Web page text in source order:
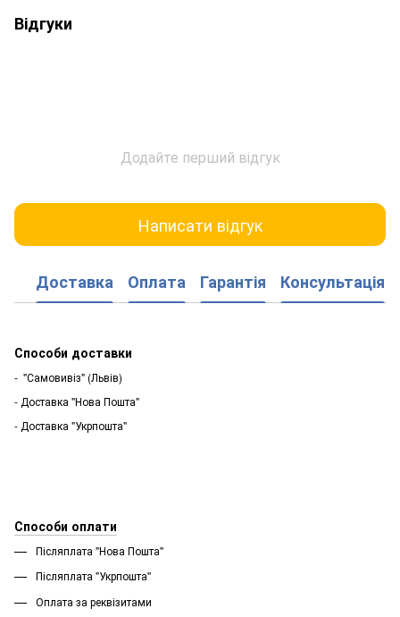
Відгуки
Додайте перший відгук
Написати відгук
Доставка Оплата Гарантія Консультація
Способи доставки
- "Самовивіз" (Львів)
- Доставка "Нова Пошта"
- Доставка "Укрпошта"
Способи оплати
Післяплата "Нова Пошта"
Післяплата "Укрпошта''
Оплата за реквізитами